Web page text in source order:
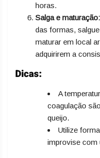
horas.
Salga e maturação:
das formas,
maturar em local
adquirirem a
Dicas:
A
coagulação
queijo.
Utilize
improvise com